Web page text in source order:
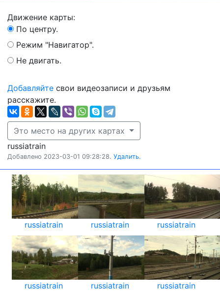
Движение карты:
По центру.
Режим "Навигатор".
Не двигать.
Добавляйте свои видеозаписи и друзьям
расскажите.
Это место на других картах
russiatrain
Добавлено 2023-03-01 09:28:28. Удалить.
russiatrain russiatrain russiatrain
russiatrain russiatrain russiatrain